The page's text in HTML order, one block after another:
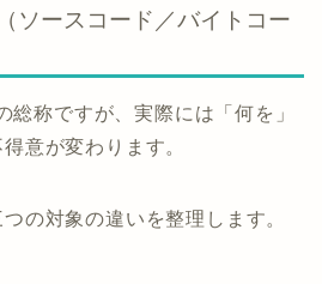
ソースコード／バイトコー
総称ですが、実際には「何を」
意が変わります。
の対象の違いを整理します。